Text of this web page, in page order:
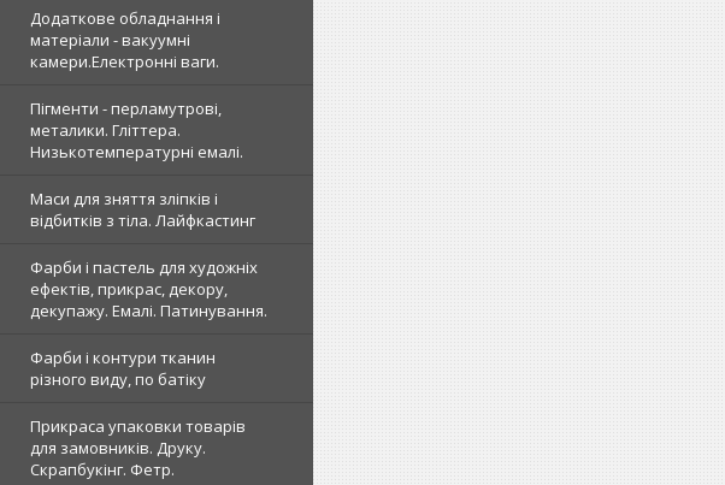
Додаткове обладнання і
матеріали - вакуумні
камери.Електронні ваги.
Пігменти - перламутрові,
металики. Гліттера.
Низькотемпературні емалі.
Маси для зняття зліпків і
відбитків з тіла. Лайфкастинг
Фарби і пастель для художніх
ефектів, прикрас, декору,
декупажу. Емалі. Патинування.
Фарби і контури тканин
різного виду, по батіку
Прикраса упаковки товарів
для замовників. Друку.
Скрапбукінг. Фетр.